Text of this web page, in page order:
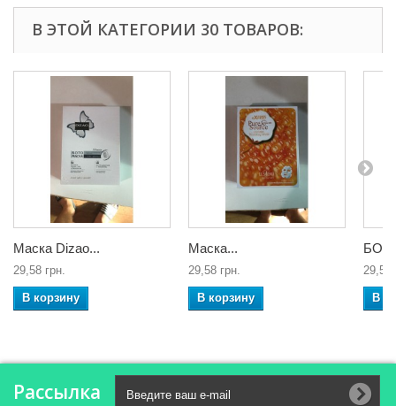
В ЭТОЙ КАТЕГОРИИ 30 ТОВАРОВ:
Маска Dizao...
29,58 грн.
В корзину
Маска...
29,58 грн.
В корзину
29,58
В
Рассылка